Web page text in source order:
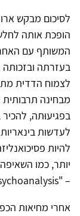
לסיכום מבקש
הופכת אותה
המשותף עם
בעזרתה ובזכותה
לצמוח הדדית
מבחינה תרבותית
בפגיעוּתה,
לעדשות
להיות
יותר, כמו
– "Towards a progressive Psychoanalysis".
אחרי מחיאות